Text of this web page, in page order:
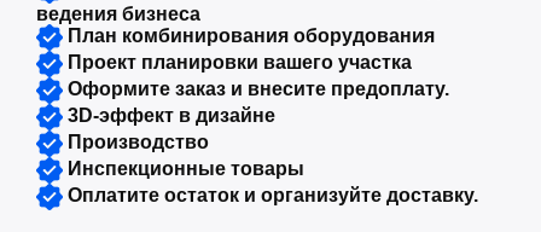
ведения бизнеса
План комбинирования оборудования
Проект планировки вашего участка
Оформите заказ и внесите предоплату.
3D-эффект в дизайне
Производство
Инспекционные товары
Оплатите остаток и организуйте доставку.